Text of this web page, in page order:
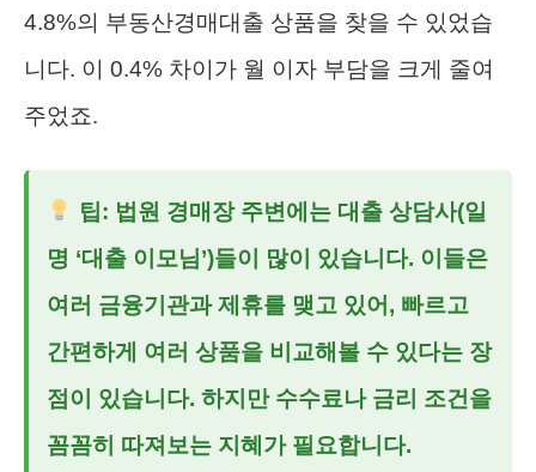
4.8%의 부동산경매대출 상품을 찾을 수 있었습
니다. 이 0.4% 차이가 월 이자 부담을 크게 줄여
주었죠.
팁: 법원 경매장 주변에는 대출 상담사(일
명 ‘대출 이모님’)들이 많이 있습니다. 이들은
여러 금융기관과 제휴를 맺고 있어, 빠르고
간편하게 여러 상품을 비교해볼 수 있다는 장
점이 있습니다. 하지만 수수료나 금리 조건을
꼼꼼히 따져보는 지혜가 필요합니다.